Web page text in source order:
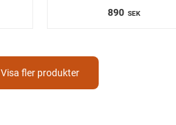
890 SEK
Visa fler produkter